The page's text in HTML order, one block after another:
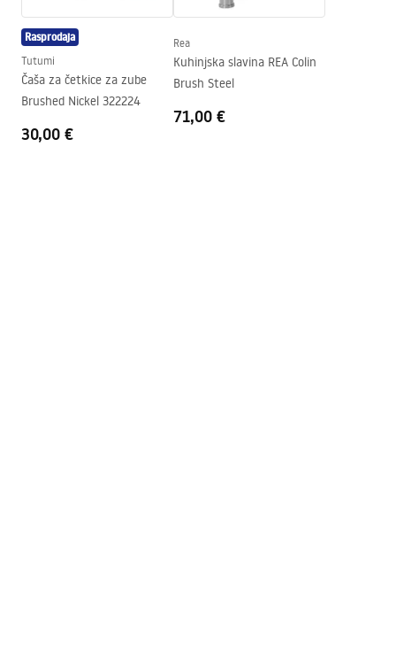
PVD
Promjer priključka
Jamstveni uvjeti
Warranty_Terms_and_Conditions_Faucets_-_5.pdf
Rasprodaja
Tutumi
Čaša za četkice za zube
Brushed Nickel 322224
30,00 €
Rea
Kuhinjska slavina REA Colin
Brush Steel
71,00 €